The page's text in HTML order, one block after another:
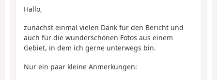
Hallo,
zunächst einmal vielen Dank für den Bericht und
auch für die wunderschönen Fotos aus einem
Gebiet, in dem ich gerne unterwegs bin.
Nur ein paar kleine Anmerkungen: